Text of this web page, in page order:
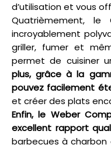
d’utilisation et vous
Quatrièmement,
incroyablement
griller, fumer et
permet de cuisiner
plus, grâce à la
pouvez facilement
et créer des plats
Enfin, le Weber
excellent rapport
barbecues à charbon